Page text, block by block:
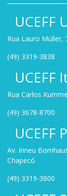
UCEFF
Rua Lauro Müller,
(49) 3319-3838
UCEFF
Rua Carlos
(49) 3678-8700
UCEFF
Av. Irineu
Chapecó
(49) 3319-3800